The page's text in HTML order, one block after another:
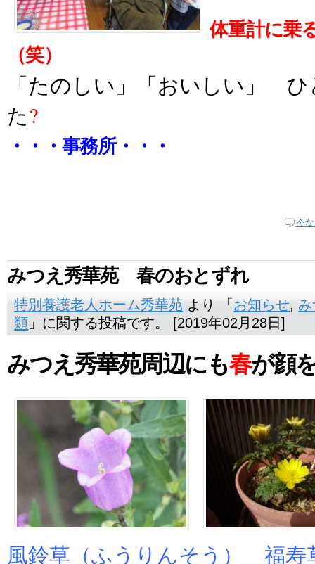
体重計に乗
（笑）
「たのしい」「おいしい」
た?
・・・事務所・・・
今
みつえ秀華苑 春のおとずれ
特別養護老人ホーム秀華苑 より 「 お知らせ,
類 」に関する投稿です。 [2019年02月28日]
みつえ秀華苑周辺にも春が顔
風鈴草（ふうりんそう） 福寿